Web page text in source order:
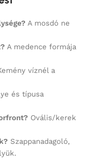
A mosdó ne
A medence formája
víznél a
és típusa
Ovális/kerek
Szappanadagoló,